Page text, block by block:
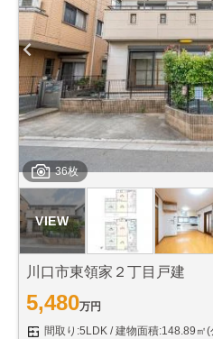
36枚
川口市東領家２丁目戸建
5,480万円
間取り:5LDK
建物面積:148.89㎡(